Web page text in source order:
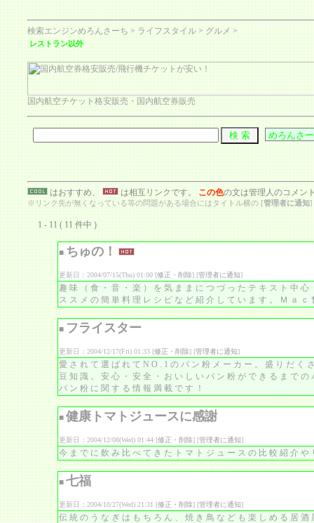
検索エンジンめろんさーち>ライフスタイル>グルメ>
レストラン以外
国内航空チケット格安販売・国内航空券販売
はおすすめ、 は相互リンクです。この色の文は管理人のコメン
※リンク先が無くなっている等の問題がある場合にはタイトル横の [管理者に通知]
1 - 11 ( 11 件中 )
■ ちゅの！
更新日：2004/07/15(Thu) 01:00 [修正・削除] [管理者に通知]
趣味（食・音・楽）を気ままにつづったテキスト中
ススメの簡単料理レシピなど紹介しています。Ｍａ
■ フライスター
更新日：2004/12/17(Fri) 01:33 [修正・削除] [管理者に通知]
愛されて選ばれてNO.1のパン粉メーカー。盛りだく
豆知識。安心・安全・おいしいパン粉ができるまで
パン粉に関する情報満載です！
■ 健康トマトジュースに感謝
更新日：2004/12/08(Wed) 01:44 [修正・削除] [管理者に通知]
今までに飲み比べてきたトマトジュースの比較紹介
■ 七福
更新日：2004/10/27(Wed) 21:31 [修正・削除] [管理者に通知]
伝統のうなぎはもちろん、焼き鳥なども楽しめる居